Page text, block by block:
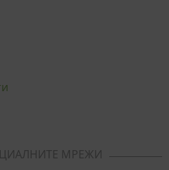
МРЕЖИ